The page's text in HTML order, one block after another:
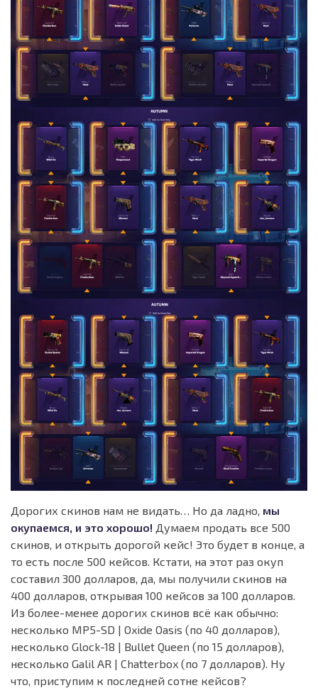
Дорогих скинов нам не видать… Но да ладно, мы
окупаемся, и это хорошо! Думаем продать все 500
скинов, и открыть дорогой кейс! Это будет в конце, а
то есть после 500 кейсов. Кстати, на этот раз окуп
составил 300 долларов, да, мы получили скинов на
400 долларов, открывая 100 кейсов за 100 долларов.
Из более-менее дорогих скинов всё как обычно:
несколько MP5-SD | Oxide Oasis (по 40 долларов),
несколько Glock-18 | Bullet Queen (по 15 долларов),
несколько Galil AR | Chatterbox (по 7 долларов). Ну
что, приступим к последней сотне кейсов?